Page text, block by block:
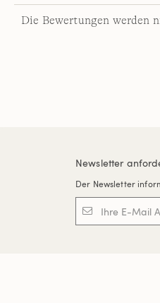
Die Bewertungen werden
Newsletter
Der Newsletter